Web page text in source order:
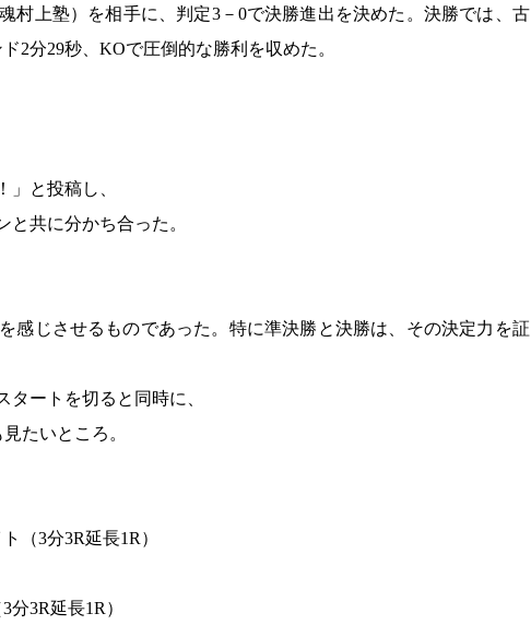
村上塾）を相手に、判定3－0で決勝進出を決めた。決勝では、古
2分29秒、KOで圧倒的な勝利を収めた。
と投稿し、
共に分かち合った。
感じさせるものであった。特に準決勝と決勝は、その決定力を証
ートを切ると同時に、
たいところ。
（3分3R延長1R）
分3R延長1R）